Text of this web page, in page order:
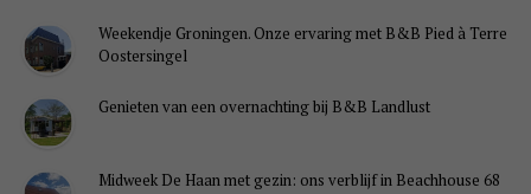
Weekendje Groningen. Onze ervaring met B&B Pied à Terre
Oostersingel
Genieten van een overnachting bij B&B Landlust
Midweek De Haan met gezin: ons verblijf in Beachhouse 68